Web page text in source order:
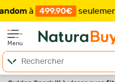
à 499,90€ seulement/
Menu